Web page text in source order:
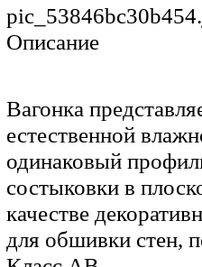
Описание
Вагонка
естественной
одинаковый
состыковки в
качестве
для обшивки стен,